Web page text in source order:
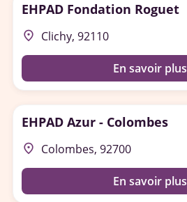
EHPAD Fondation Roguet
place Clichy, 92110
En savoir plus
EHPAD Azur - Colombes
place Colombes, 92700
En savoir plus